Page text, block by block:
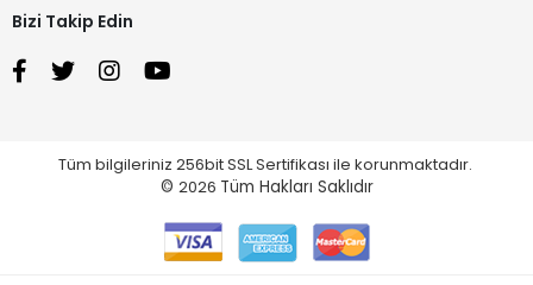
Bizi Takip Edin
Tüm bilgileriniz 256bit SSL Sertifikası ile korunmaktadır.
© 2026 Tüm Hakları Saklıdır